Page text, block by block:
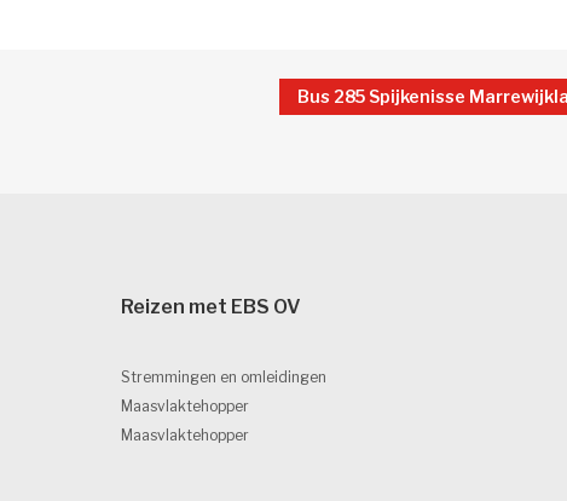
Reizen met EBS OV
Stremmingen en omleidingen
Maasvlaktehopper
Maasvlaktehopper